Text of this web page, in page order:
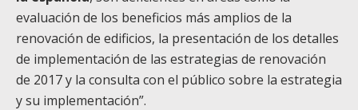
evaluación de los beneficios más amplios de la
renovación de edificios, la presentación de los detalles
de implementación de las estrategias de renovación
de 2017 y la consulta con el público sobre la estrategia
y su implementación”.